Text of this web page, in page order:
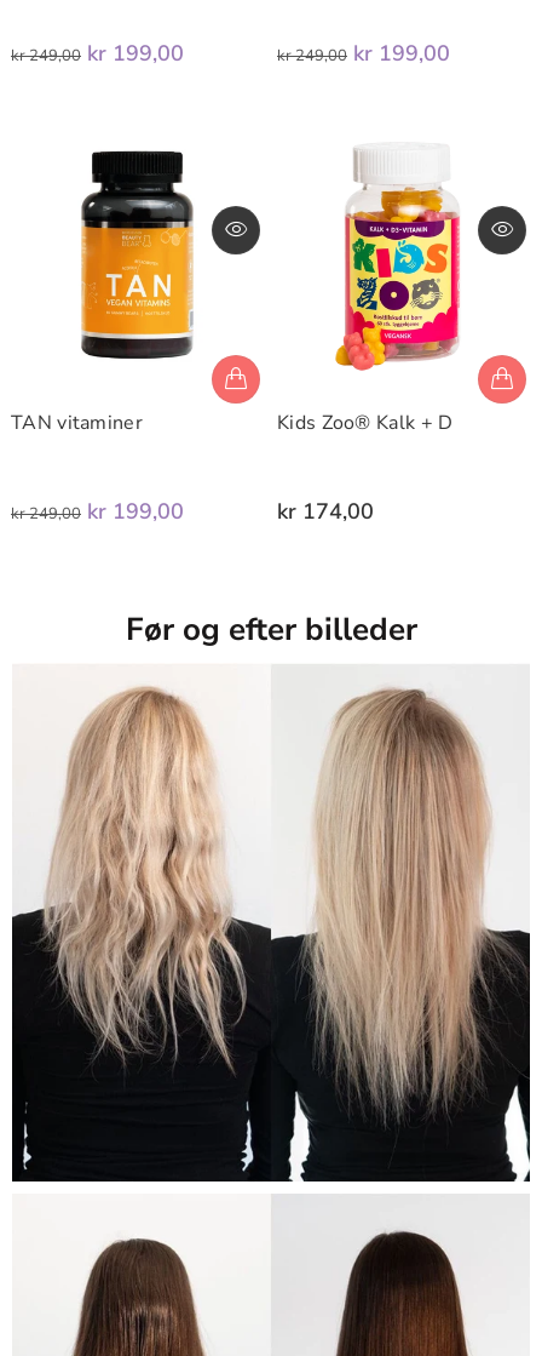
kr 249,00 kr 199,00 kr 249,00 kr 199,00
TAN vitaminer
kr 249,00 kr 199,00
Kids Zoo® Kalk + D
kr 174,00
Før og efter billeder